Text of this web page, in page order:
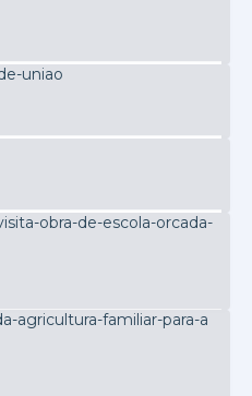
2026
ASSISTIR
obra de escola
no Bairro São